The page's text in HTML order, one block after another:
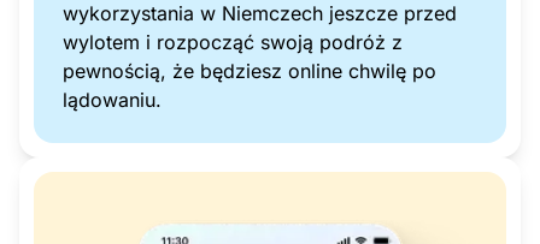
wykorzystania w Niemczech jeszcze przed
wylotem i rozpocząć swoją podróż z
pewnością, że będziesz online chwilę po
lądowaniu.